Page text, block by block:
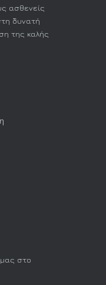
ασθενείς
δυνατή
της καλής
στο